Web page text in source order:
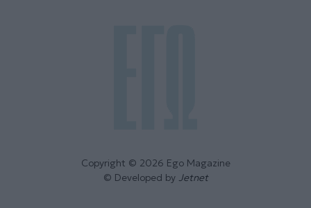
Copyright © 2026 Ego Magazine
© Developed by Jetnet